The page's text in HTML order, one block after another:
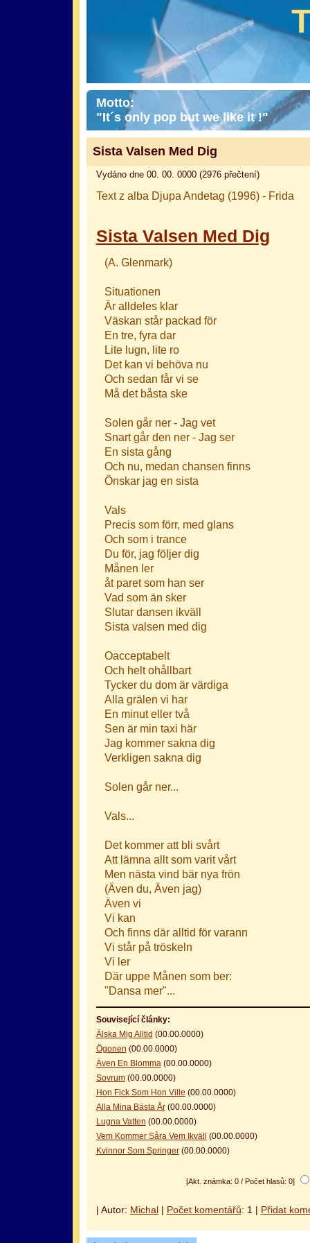
Motto:
"It´s only pop but we like it !"
Sista Valsen Med Dig
Vydáno dne 00. 00. 0000 (2976 přečtení)
Text z alba Djupa Andetag (1996) - Frida
Sista Valsen Med Dig
(A. Glenmark)
Situationen
Är alldeles klar
Väskan står packad för
En tre, fyra dar
Lite lugn, lite ro
Det kan vi behöva nu
Och sedan får vi se
Må det båsta ske
Solen går ner - Jag vet
Snart går den ner - Jag ser
En sista gång
Och nu, medan chansen finns
Önskar jag en sista
Vals
Precis som förr, med glans
Och som i trance
Du för, jag följer dig
Månen ler
åt paret som han ser
Vad som än sker
Slutar dansen ikväll
Sista valsen med dig
Oacceptabelt
Och helt ohållbart
Tycker du dom är värdiga
Alla grälen vi har
En minut eller två
Sen är min taxi här
Jag kommer sakna dig
Verkligen sakna dig
Solen går ner...
Vals...
Det kommer att bli svårt
Att lämna allt som varit vårt
Men nästa vind bär nya frön
(Även du, Även jag)
Även vi
Vi kan
Och finns där alltid för varann
Vi står på tröskeln
Vi ler
Där uppe Månen som ber:
"Dansa mer"...
Související články:
Älska Mig Alltid (00.00.0000)
Ögonen (00.00.0000)
Även En Blomma (00.00.0000)
Sovrum(00.00.0000)
Hon Fick Som Hon Ville (00.00.0000)
Alla Mina Bästa År(00.00.0000)
Lugna Vatten (00.00.0000)
Vem Kommer Såra Vem Ikväll
(00.00.0000)
Kvinnor Som Springer(00.00.0000)
[Akt. známka: 0 / Počet hlasů: 0]
| Autor: Michal| Počet komentářů: 1 | Přidat